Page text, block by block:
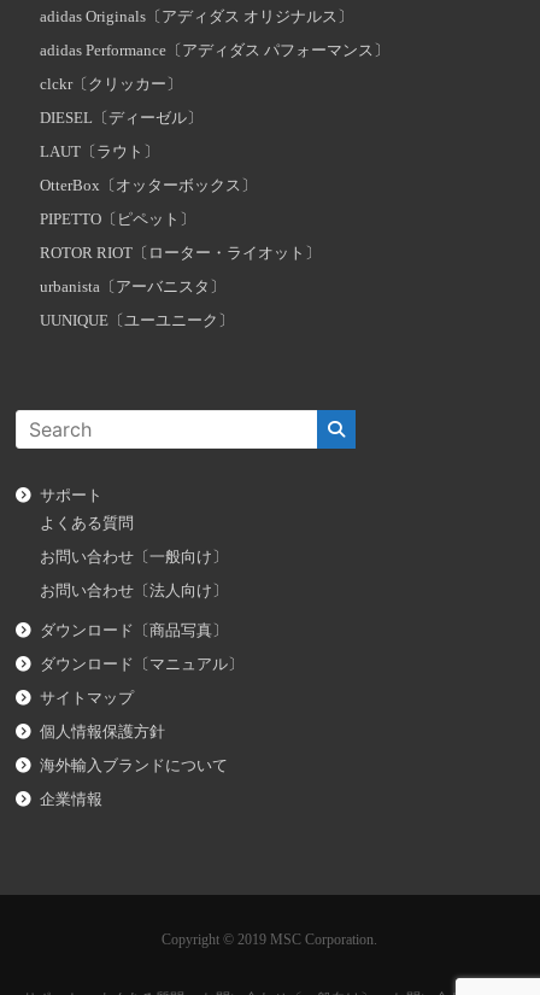
adidas Originals〔アディダス オリジナルス〕
adidas Performance〔アディダス パフォーマンス〕
clckr〔クリッカー〕
DIESEL〔ディーゼル〕
LAUT〔ラウト〕
OtterBox〔オッターボックス〕
PIPETTO〔ピペット〕
ROTOR RIOT〔ローター・ライオット〕
urbanista〔アーバニスタ〕
UUNIQUE〔ユーユニーク〕
サポート
よくある質問
お問い合わせ〔一般向け〕
お問い合わせ〔法人向け〕
ダウンロード〔商品写真〕
ダウンロード〔マニュアル〕
サイトマップ
個人情報保護方針
海外輸入ブランドについて
企業情報
Copyright © 2019 MSC Corporation.